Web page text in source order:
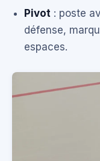
Pivot : poste
défense,
espaces.